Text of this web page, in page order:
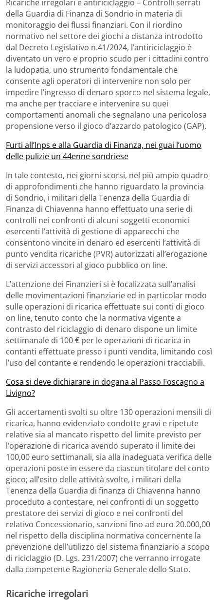
Ricariche irregolari e antiriciclaggio – Controlli serrati
della Guardia di Finanza di Sondrio in materia di
monitoraggio dei flussi finanziari. Con il riordino
normativo nel settore dei giochi a distanza introdotto
dal Decreto Legislativo n.41/2024, l’antiriciclaggio è
diventato un vero e proprio scudo per i cittadini contro
la ludopatia, uno strumento fondamentale che
consente agli operatori di intervenire non solo per
impedire l’ingresso di denaro sporco nel sistema legale,
ma anche per tracciare e intervenire su quei
comportamenti anomali che segnalano una pericolosa
propensione verso il gioco d’azzardo patologico (GAP).
Furti all’Inps e alla Guardia di Finanza, nei guai l’uomo
delle pulizie un 44enne sondriese
In tale contesto, nei giorni scorsi, nel più ampio quadro
di approfondimenti che hanno riguardato la provincia
di Sondrio, i militari della Tenenza della Guardia di
Finanza di Chiavenna hanno effettuato una serie di
controlli nei confronti di alcuni soggetti economici
esercenti l’attività di gestione di apparecchi che
consentono vincite in denaro ed esercenti l’attività di
punto vendita ricariche (PVR) autorizzati all’erogazione
di servizi accessori al gioco pubblico on line.
L’attenzione dei Finanzieri si è focalizzata sull’analisi
delle movimentazioni finanziarie ed in particolar modo
sulle operazioni di ricarica effettuate sui conti di gioco
on line, tenuto conto che la normativa vigente a
contrasto del riciclaggio di denaro dispone un limite
settimanale di 100 € per le operazioni di ricarica in
contanti effettuate presso i punti vendita, limitando così
l’uso del contante e rendendo le operazioni tracciabili.
Cosa si deve dichiarare in dogana al Passo Foscagno a
Livigno?
Gli accertamenti svolti su oltre 130 operazioni mensili di
ricarica, hanno evidenziato condotte gravi e ripetute
relative sia al mancato rispetto del limite previsto per
l’operazione di ricarica avendo superato il limite dei
100,00 euro settimanali, sia alla inadeguata verifica delle
operazioni poste in essere da ciascun titolare del conto
gioco; all’esito delle attività svolte, i militari della
Tenenza della Guardia di finanza di Chiavenna hanno
proceduto a contestare, nei confronti di un soggetto
prestatore dei servizi di gioco e nei confronti del
relativo Concessionario, sanzioni fino ad euro 20.000,00
nel rispetto della disciplina normativa concernente la
prevenzione dell’utilizzo del sistema finanziario a scopo
di riciclaggio (D. Lgs. 231/2007) che verranno irrogate
dalla competente Ragioneria Generale dello Stato.
Ricariche irregolari